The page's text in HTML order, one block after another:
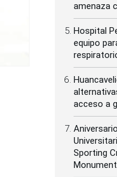
amenaza
Hospital
equipo
acceso a
Sporting